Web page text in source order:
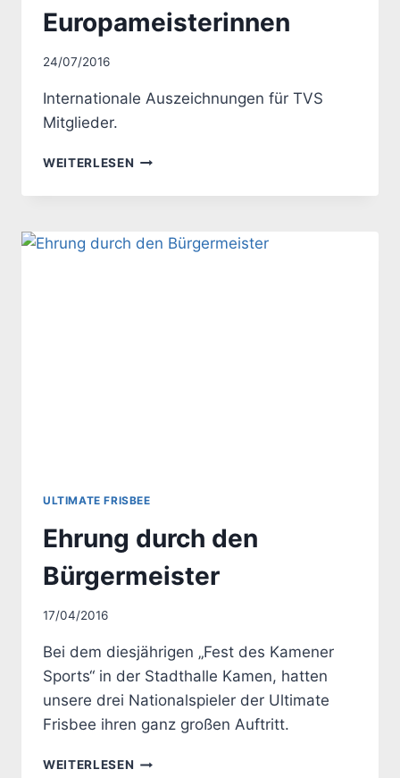
Europameisterinnen
Von
24/07/2016
Internationale Auszeichnungen für TVS
Mitglieder.
WEITERLESEN PHILLIS
UND
ULTIMATE FRISBEE
Ehrung durch den
Bürgermeister
Von
17/04/2016
Bei dem diesjährigen „Fest des Kamener
Sports“ in der Stadthalle Kamen, hatten
unsere drei Nationalspieler der Ultimate
Frisbee ihren ganz großen Auftritt.
WEITERLESEN EHRUNG